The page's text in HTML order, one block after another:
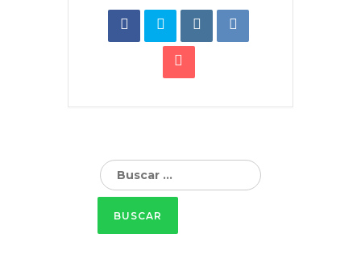
Buscar: